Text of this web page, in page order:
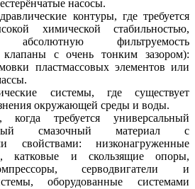
насосы.
контуры, где требуется
химической стабильностью,
абсолютную фильтруемость
клапаны с очень тонким зазором):
пластмассовых элементов или
системы, где существует
окружающей среды и воды.
требуется универсальный
смазочный материал с
свойствами: низконагруженные
катковые и скользящие опоры,
серводвигатели и
оборудованные системами